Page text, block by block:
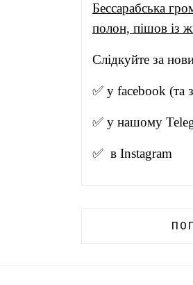
Бессарабська
полон, пішов із
Слідкуйте
✅ у facebook (та
✅ у нашому
✅ в Instagram